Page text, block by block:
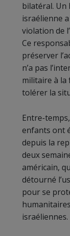
bilatéral. Un
israélienne
violation de
Ce
préserver
n’a pas
militaire à la
tolérer la
Entre-
enfants ont
depuis la
deux
américain,
détourné
pour se
israéliennes.